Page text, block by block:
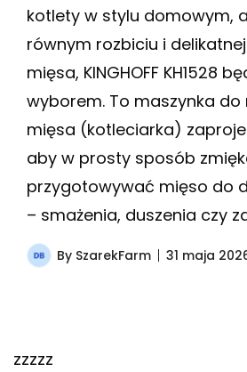
kotlety w stylu domowym,
równym rozbiciu i
mięsa, KINGHOFF KH1528
wyborem. To maszynka do
mięsa (kotleciarka)
aby w prosty sposób
przygotowywać mięso do
– smażenia, duszenia czy
By SzarekFarm 31 maja
zzzzz